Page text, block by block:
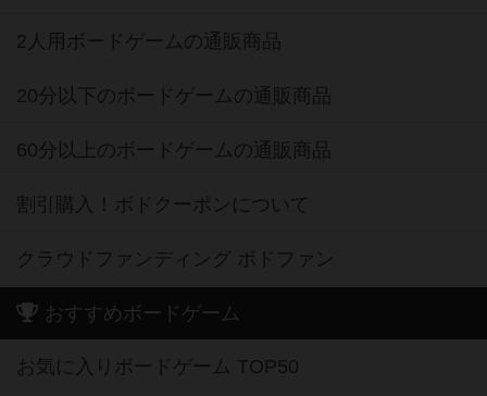
2人用ボードゲームの通販商品
20分以下のボードゲームの通販商品
60分以上のボードゲームの通販商品
割引購入！ボドクーポンについて
クラウドファンディング ボドファン
おすすめボードゲーム
お気に入りボードゲーム TOP50